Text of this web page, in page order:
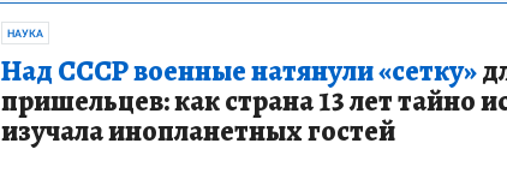
НАУКА
Над СССР военные натянули «сетку»
пришельцев: как страна 13 лет тайно
изучала инопланетных гостей